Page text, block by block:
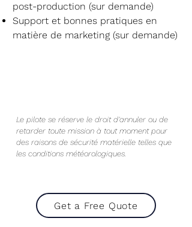
post-production (sur demande)
Support et bonnes pratiques en
matière de marketing (sur demande)
Le pilote se réserve le droit d'annuler ou de
retarder toute mission à tout moment pour
des raisons de sécurité matérielle telles que
les conditions météorologiques.
Get a Free Quote